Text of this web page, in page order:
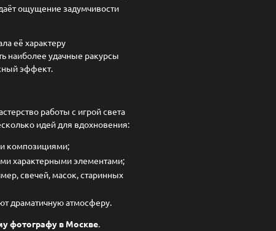
ощущение задумчивости
её характеру
наиболее удачные ракурсы
эффект.
работы с игрой света
идей для вдохновения:
композициями;
характерными элементами;
свечей, масок, старинных
драматичную атмосферу.
фотографу в Москве.